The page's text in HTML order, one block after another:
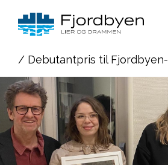
/ Debutantpris til